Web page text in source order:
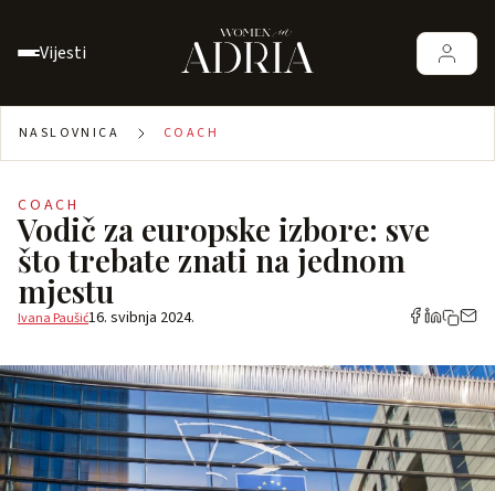
Vijesti
NASLOVNICA COACH
COACH
Vodič za europske izbore: sve
što trebate znati na jednom
mjestu
Ivana Paušić16. svibnja 2024.